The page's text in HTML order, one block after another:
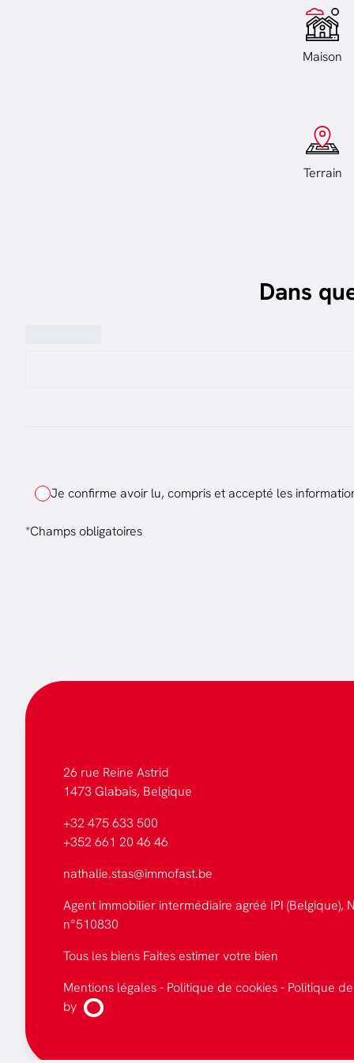
Maison
Terrain
Dans
Je confirme avoir lu, compris et accepté les
*Champs obligatoires
26 rue Reine Astrid
1473 Glabais, Belgique
+32 475 633 500
+352 661 20 46 46
nathalie.stas@immofast.be
Agent immobilier intermédiaire agréé IPI (Belgique),
n°510830
Tous les biens Faites estimer votre bien
Mentions légales- Politique de cookies- Politique
by